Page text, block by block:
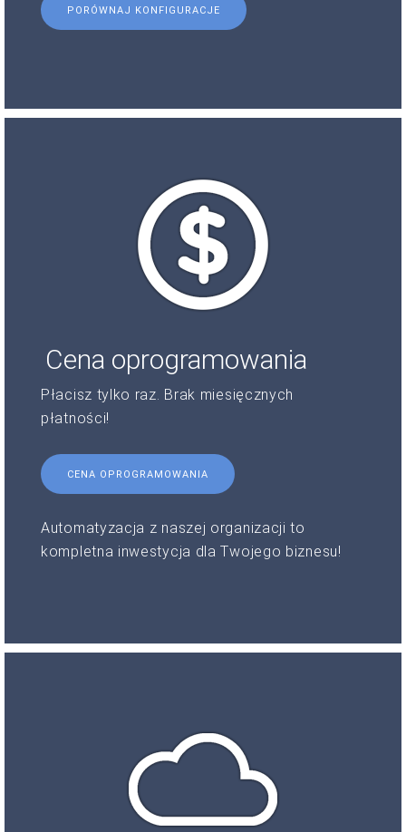
PORÓWNAJ KONFIGURACJE
Cena oprogramowania
Płacisz tylko raz. Brak miesięcznych
płatności!
CENA OPROGRAMOWANIA
Automatyzacja z naszej organizacji to
kompletna inwestycja dla Twojego biznesu!